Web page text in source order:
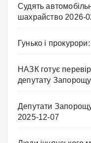
Судять
шахрайство 2026-
Гунько і
НАЗК готує
депутату
Депутати
2025-12-07